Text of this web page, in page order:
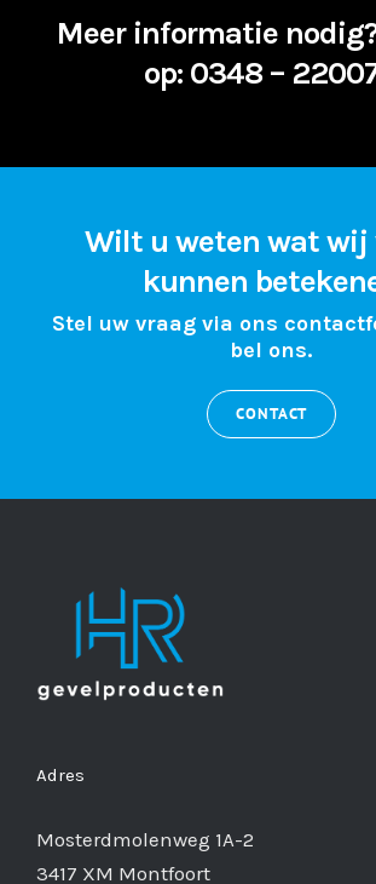
Meer informatie
op: 0348 –
Wilt u weten wat wij
kunnen
Stel uw vraag via ons
bel ons.
CONTACT
Adres
Mosterdmolenweg 1A-2
3417 XM Montfoort